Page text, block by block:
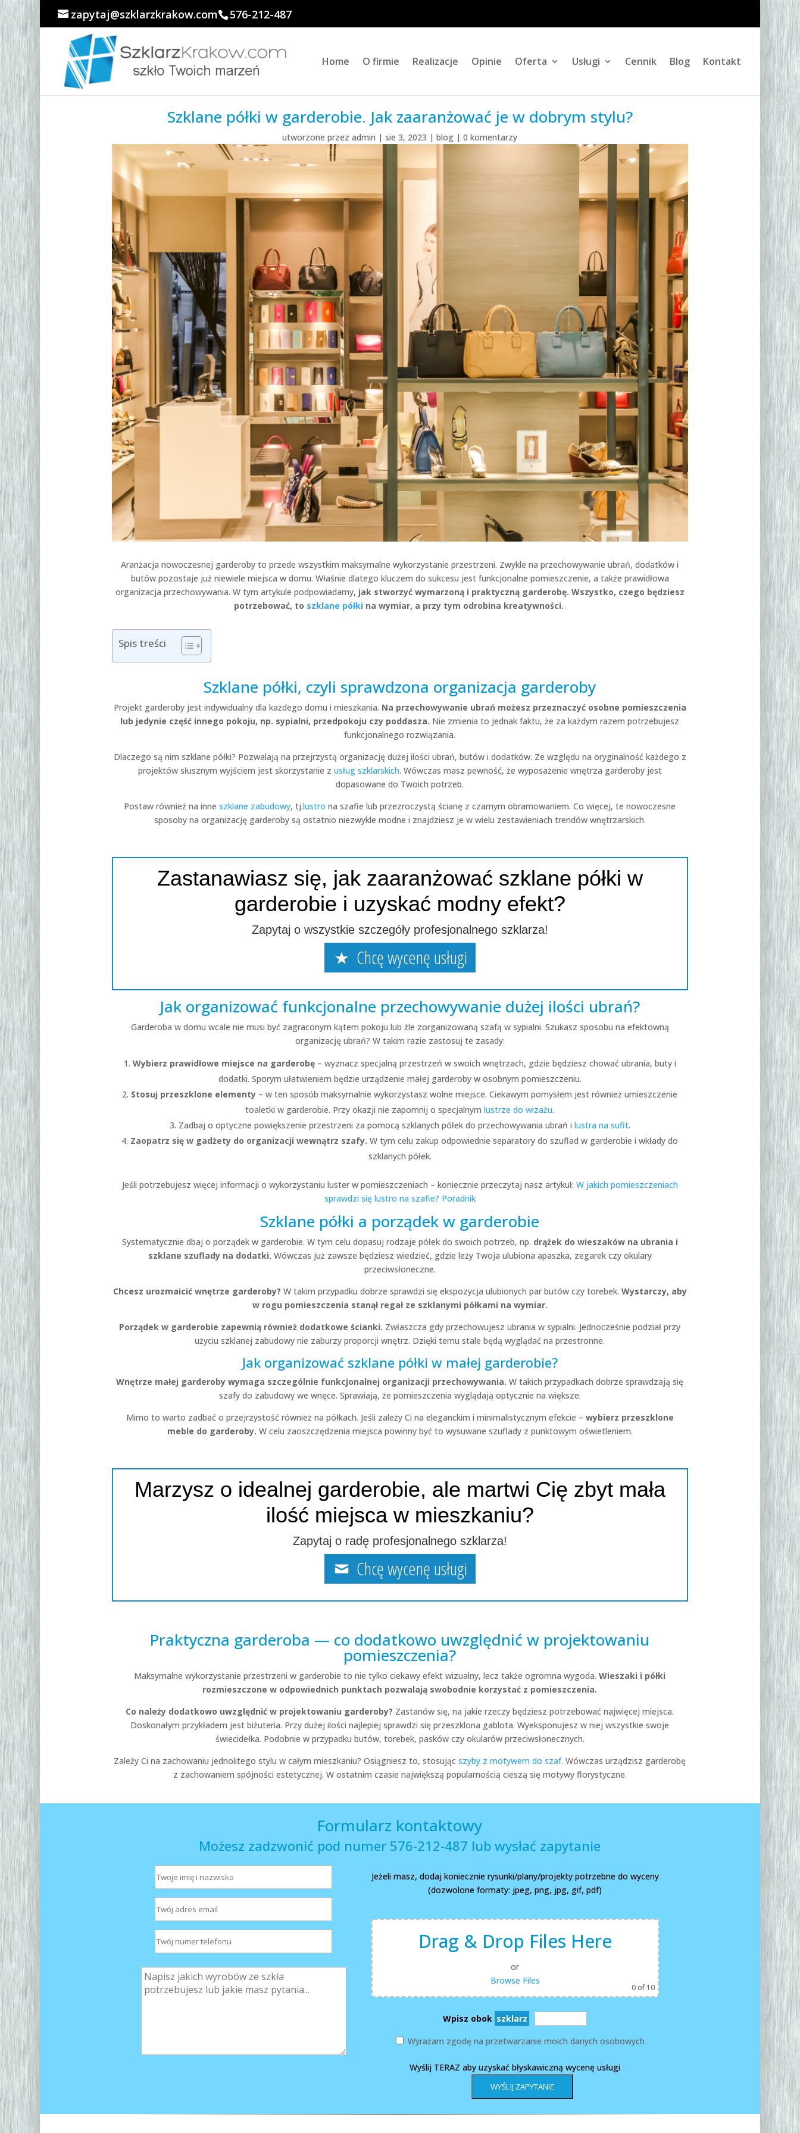
zapytaj@szklarzkrakow.com 576-212-487
Home O firmie Realizacje Opinie Oferta Usługi Cennik Blog Kontakt
Szklane półki w garderobie. Jak zaaranżować je w dobrym stylu?
utworzone przezadmin |sie 3, 2023 |blog |0 komentarzy
Aranżacja nowoczesnej garderoby to przede wszystkim maksymalne wykorzystanie przestrzeni. Zwykle na przechowywanie ubrań, dodatków i
butów pozostaje już niewiele miejsca w domu. Właśnie dlatego kluczem do sukcesu jest funkcjonalne pomieszczenie, a także prawidłowa
organizacja przechowywania. W tym artykule podpowiadamy, jak stworzyć wymarzoną i praktyczną garderobę. Wszystko, czego będziesz
potrzebować, to szklane półkina wymiar, a przy tym odrobina kreatywności.
Spis treści
Szklane półki, czyli sprawdzona organizacja garderoby
Projekt garderoby jest indywidualny dla każdego domu i mieszkania. Na przechowywanie ubrań możesz przeznaczyć osobne pomieszczenia
lub jedynie część innego pokoju, np. sypialni, przedpokoju czy poddasza. Nie zmienia to jednak faktu, że za każdym razem potrzebujesz
funkcjonalnego rozwiązania.
Dlaczego są nim szklane półki? Pozwalają na przejrzystą organizację dużej ilości ubrań, butów i dodatków. Ze względu na oryginalność każdego z
projektów słusznym wyjściem jest skorzystanie z usług szklarskich. Wówczas masz pewność, że wyposażenie wnętrza garderoby jest
dopasowane do Twoich potrzeb.
Postaw również na inneszklane zabudowy, tj.lustro na szafie lub przezroczystą ścianę z czarnym obramowaniem. Co więcej, te nowoczesne
sposoby na organizację garderoby są ostatnio niezwykle modne i znajdziesz je w wielu zestawieniach trendów wnętrzarskich.
Zastanawiasz się, jak zaaranżować szklane półki w
garderobie i uzyskać modny efekt?
Zapytaj o wszystkie szczegóły profesjonalnego szklarza!
Chcę wycenę usługi
Jak organizować funkcjonalne przechowywanie dużej ilości ubrań?
Garderoba w domu wcale nie musi być zagraconym kątem pokoju lub źle zorganizowaną szafą w sypialni. Szukasz sposobu na efektowną
organizację ubrań? W takim razie zastosuj te zasady:
Wybierz prawidłowe miejsce na garderobę– wyznacz specjalną przestrzeń w swoich wnętrzach, gdzie będziesz chować ubrania, buty i
dodatki. Sporym ułatwieniem będzie urządzenie małej garderoby w osobnym pomieszczeniu.
Stosuj przeszklone elementy – w ten sposób maksymalnie wykorzystasz wolne miejsce. Ciekawym pomysłem jest również umieszczenie
toaletki w garderobie. Przy okazji nie zapomnij o specjalnymlustrze do wizażu.
Zadbaj o optyczne powiększenie przestrzeni za pomocą szklanych półek do przechowywania ubrań i lustra na sufit.
Zaopatrz się w gadżety do organizacji wewnątrz szafy.W tym celu zakup odpowiednie separatory do szuflad w garderobie i wkłady do
szklanych półek.
Jeśli potrzebujesz więcej informacji o wykorzystaniu luster w pomieszczeniach – koniecznie przeczytaj nasz artykuł: W jakich pomieszczeniach
sprawdzi się lustro na szafie? Poradnik
Szklane półki a porządek w garderobie
Systematycznie dbaj o porządek w garderobie. W tym celu dopasuj rodzaje półek do swoich potrzeb, np. drążek do wieszaków na ubrania i
szklane szuflady na dodatki. Wówczas już zawsze będziesz wiedzieć, gdzie leży Twoja ulubiona apaszka, zegarek czy okulary
przeciwsłoneczne.
Chcesz urozmaicić wnętrze garderoby? W takim przypadku dobrze sprawdzi się ekspozycja ulubionych par butów czy torebek. Wystarczy, aby
w rogu pomieszczenia stanął regał ze szklanymi półkami na wymiar.
Porządek w garderobie zapewnią również dodatkowe ścianki. Zwłaszcza gdy przechowujesz ubrania w sypialni. Jednocześnie podział przy
użyciu szklanej zabudowy nie zaburzy proporcji wnętrz. Dzięki temu stale będą wyglądać na przestronne.
Jak organizować szklane półki w małej garderobie?
Wnętrze małej garderoby wymaga szczególnie funkcjonalnej organizacji przechowywania.W takich przypadkach dobrze sprawdzają się
szafy do zabudowy we wnęce. Sprawiają, że pomieszczenia wyglądają optycznie na większe.
Mimo to warto zadbać o przejrzystość również na półkach. Jeśli zależy Ci na eleganckim i minimalistycznym efekcie – wybierz przeszklone
meble do garderoby. W celu zaoszczędzenia miejsca powinny być to wysuwane szuflady z punktowym oświetleniem.
Marzysz o idealnej garderobie, ale martwi Cię zbyt mała
ilość miejsca w mieszkaniu?
Zapytaj o radę profesjonalnego szklarza!
Chcę wycenę usługi
Praktyczna garderoba — co dodatkowo uwzględnić w projektowaniu
pomieszczenia?
Maksymalne wykorzystanie przestrzeni w garderobie to nie tylko ciekawy efekt wizualny, lecz także ogromna wygoda.Wieszaki i półki
rozmieszczone w odpowiednich punktach pozwalają swobodnie korzystać z pomieszczenia.
Co należy dodatkowo uwzględnić w projektowaniu garderoby? Zastanów się, na jakie rzeczy będziesz potrzebować najwięcej miejsca.
Doskonałym przykładem jest biżuteria. Przy dużej ilości najlepiej sprawdzi się przeszklona gablota. Wyeksponujesz w niej wszystkie swoje
świecidełka. Podobnie w przypadku butów, torebek, pasków czy okularów przeciwsłonecznych.
Zależy Ci na zachowaniu jednolitego stylu w całym mieszkaniu? Osiągniesz to, stosującszyby z motywem do szaf. Wówczas urządzisz garderobę
z zachowaniem spójności estetycznej. W ostatnim czasie największą popularnością cieszą się motywy florystyczne.
Formularz kontaktowy
Możesz zadzwonić pod numer 576-212-487 lub wysłać zapytanie
Jeżeli masz, dodaj koniecznie rysunki/plany/projekty potrzebne do wyceny
(dozwolone formaty: jpeg, png, jpg, gif, pdf)
Drag & Drop Files Here
or
Browse Files
0of 10
Wpisz obok szklarz
Wyrażam zgodę na przetwarzanie moich danych osobowych
Wyślij TERAZ aby uzyskać błyskawiczną wycenę usługi